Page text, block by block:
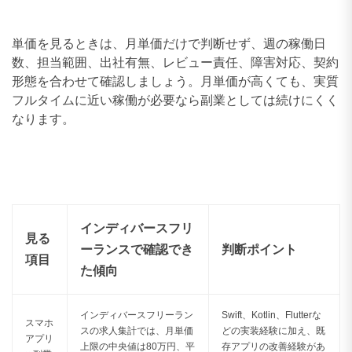
単価を見るときは、月単価だけで判断せず、週の稼働日
数、担当範囲、出社有無、レビュー責任、障害対応、契約
形態を合わせて確認しましょう。月単価が高くても、実質
フルタイムに近い稼働が必要なら副業としては続けにくく
なります。
見る
項目
インディバースフリ
ーランスで確認でき
た傾向
判断ポイント
スマホ
アプリ
インディバースフリーラン
スの求人集計では、月単価
上限の中央値は80万円、平
Swift、Kotlin、Flutterな
どの実装経験に加え、既
存アプリの改善経験があ